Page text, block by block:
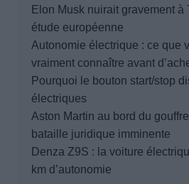
Elon Musk nuirait gravement à
étude européenne
Autonomie électrique : ce que
vraiment connaître avant
Pourquoi le bouton start/stop
électriques
Aston Martin au bord du
bataille juridique imminente
Denza Z9S : la voiture
km d’autonomie